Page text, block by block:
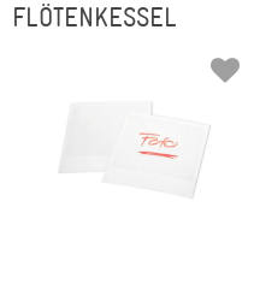
FLÖTENKESSEL